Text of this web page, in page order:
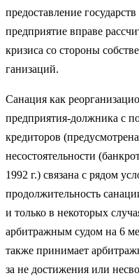
предоставление
предприятие вправе
кризиса со стороны
ганизаций.
Санация как
предпри­ятия-должника с
кредиторов
несостоятельности
1992 г.) связана с рядом
про­должительность
и только в не­которых
арбитражным судом на 6
также принимает
за не достижения или